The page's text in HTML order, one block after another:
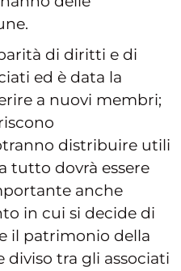
di diritti e di
ed è data la
a nuovi membri;
distribuire utili
tutto dovrà essere
anche
in cui si decide di
il patrimonio della
diviso tra gli associati